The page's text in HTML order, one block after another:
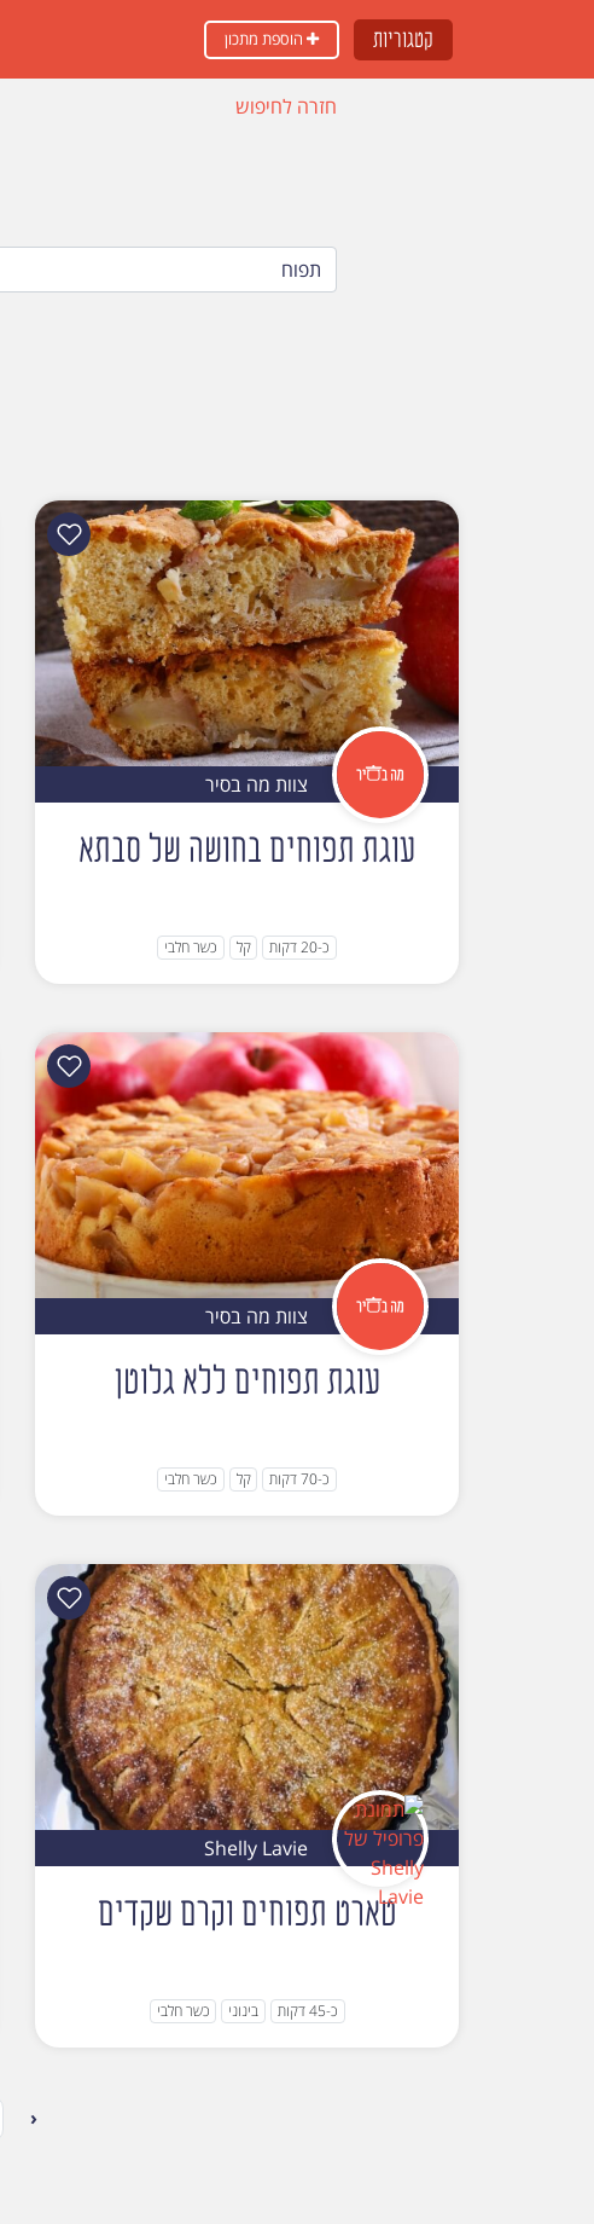
קטגוריות
חזרה לחיפוש
צוות מה בסיר
עוגת תפוחים בחושה של סבתא
כ-20 דקות קל כשר חלבי
צוות מה בסיר
עוגת תפוחים ללא גלוטן
כ-70 דקות קל כשר חלבי
Shelly Lavie
טארט תפוחים וקרם שקדים
כ-45 דקות בינוני כשר חלבי
‹